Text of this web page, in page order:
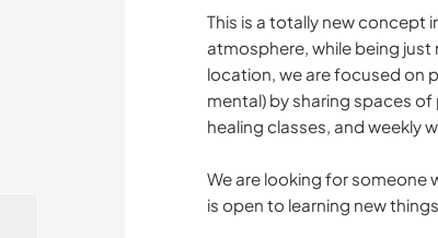
This is a totally new concept
atmosphere, while being
location, we are focused on
mental) by sharing spaces
healing classes, and weekly
We are looking for someone
is open to learning new